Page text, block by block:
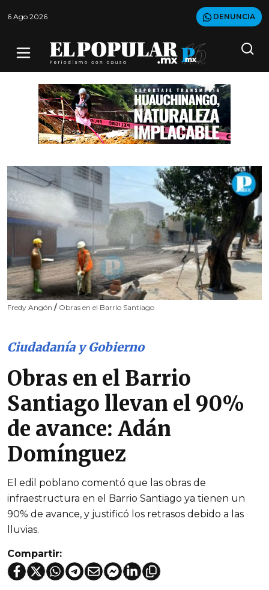
6 Ago 2026 DENUNCIA
Fredy Angón / Obras en el Barrio Santiago
Ciudadanía y Gobierno
Obras en el Barrio
Santiago llevan el 90%
de avance: Adán
Domínguez
El edil poblano comentó que las obras de
infraestructura en el Barrio Santiago ya tienen un
90% de avance, y justificó los retrasos debido a las
lluvias.
Compartir: